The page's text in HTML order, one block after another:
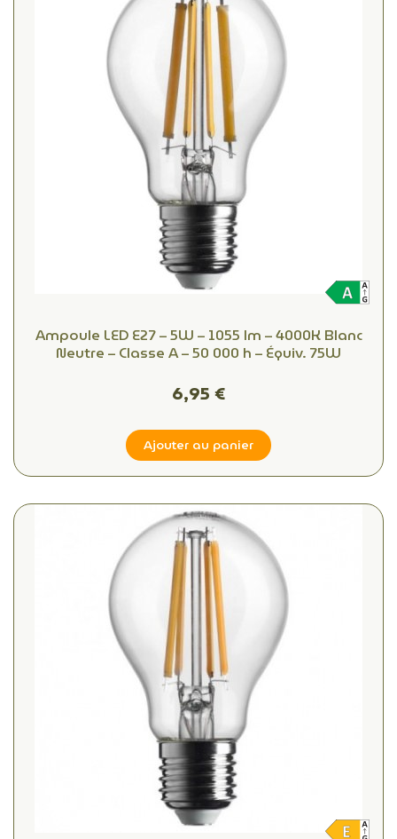
Ampoule LED E27 – 5W – 1055 lm – 4000K Blanc
Neutre – Classe A – 50 000 h – Équiv. 75W
6,95 €
Ajouter au panier